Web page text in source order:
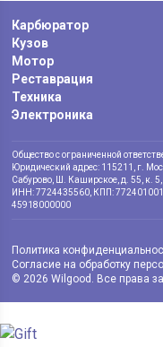
Карбюратор
Кузов
Мотор
Реставрация
Техника
Электроника
Общество с ограниченной
Юридический адрес: 115211, г.
Сабурово, Ш. Каширское, д. 55, к.
ИНН: 7724435560, КПП:
45918000000
© 2026 Wilgood. Все права
Политика
Согласие на обработку